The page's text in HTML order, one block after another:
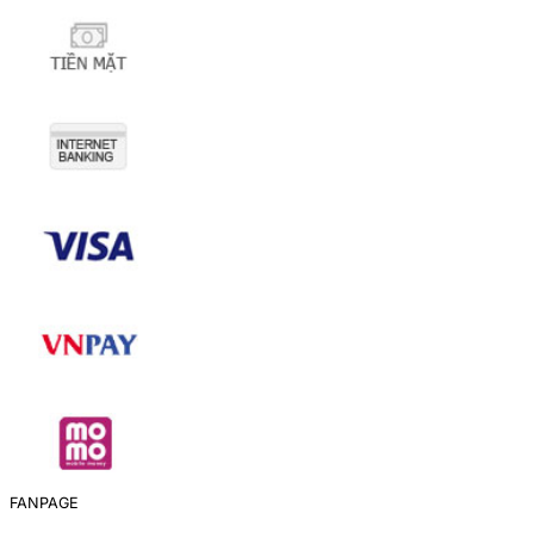
FANPAGE